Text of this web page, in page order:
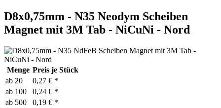
D8x0,75mm - N35 Neodym Scheiben
Magnet mit 3M Tab - NiCuNi - Nord
Menge Preis je Stück
ab 20
0,27 € *
ab 100
0,24 € *
ab 500
0,19 € *